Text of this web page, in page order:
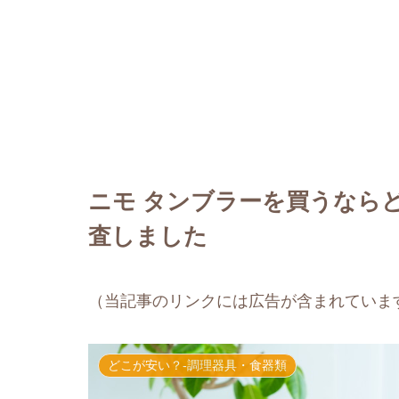
ニモ タンブラーを買うなら
査しました
（当記事のリンクには広告が含まれていま
どこが安い？-調理器具・食器類